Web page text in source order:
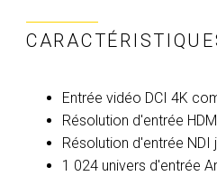
Entrée vidéo DCI 4K
Résolution d'entrée
Résolution d'entrée
1 024 univers d'entrée